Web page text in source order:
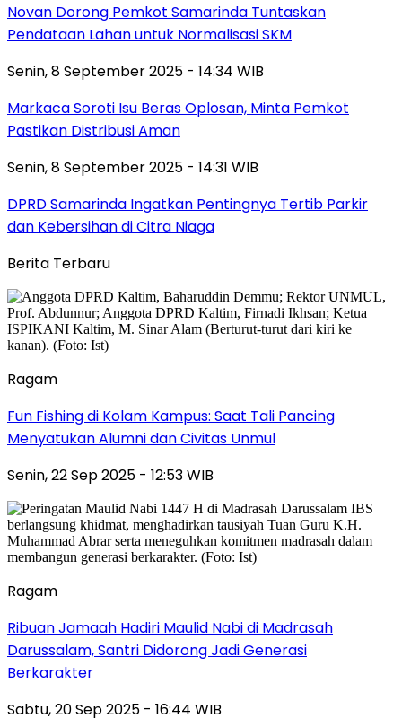
Novan Dorong Pemkot Samarinda Tuntaskan
Pendataan Lahan untuk Normalisasi SKM
Senin, 8 September 2025 - 14:34 WIB
Markaca Soroti Isu Beras Oplosan, Minta Pemkot
Pastikan Distribusi Aman
Senin, 8 September 2025 - 14:31 WIB
DPRD Samarinda Ingatkan Pentingnya Tertib Parkir
dan Kebersihan di Citra Niaga
Berita Terbaru
Ragam
Fun Fishing di Kolam Kampus: Saat Tali Pancing
Menyatukan Alumni dan Civitas Unmul
Senin, 22 Sep 2025 - 12:53 WIB
Ragam
Ribuan Jamaah Hadiri Maulid Nabi di Madrasah
Darussalam, Santri Didorong Jadi Generasi
Berkarakter
Sabtu, 20 Sep 2025 - 16:44 WIB